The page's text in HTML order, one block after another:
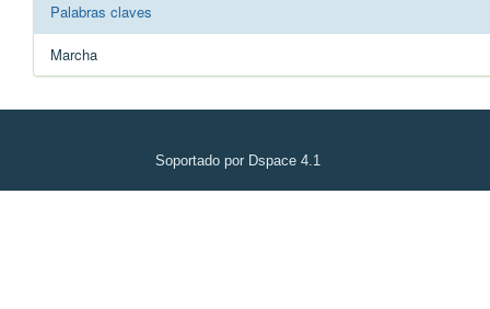
Palabras claves
Marcha
Soportado por Dspace 4.1